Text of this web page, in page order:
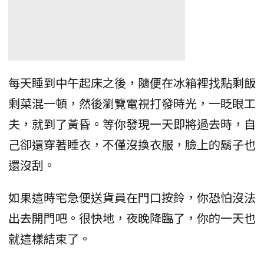
每天睡到中午起床之後，隨便在冰箱裡找點剩飯
剩菜混一頓，然後瀏覽電視打發時光，一眨眼工
夫，就到了黃昏。等你發現一天即將過去時，自
己卻還穿著睡衣，不僅沒換衣服，臉上的鬍子也
還沒刮。
如果這時宅急便送貨員在門口按鈴，你恐怕沒法
出去開門吧。很快地，夜晚降臨了，你的一天也
就這樣結束了。